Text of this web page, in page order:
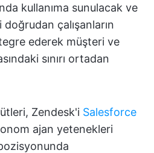
kullanıma sunulacak ve
çalışanların
ederek müşteri ve
sınırı ortadan
Zendesk'i Salesforce
ajan yetenekleri